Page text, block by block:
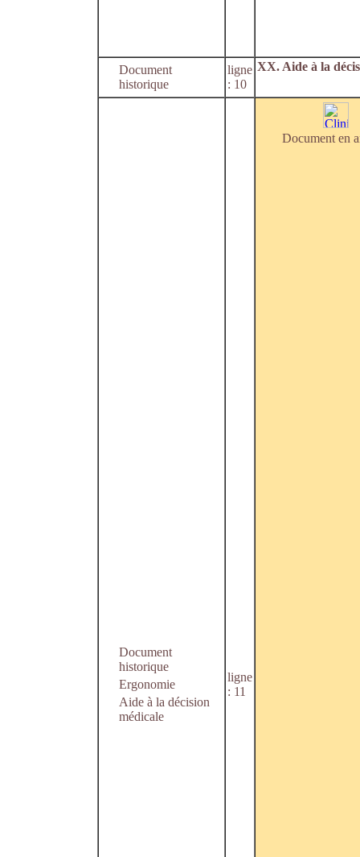
Document
historique
ligne
: 10
XX. Aide à la
Document
historique
Ergonomie
Aide à la décision
médicale
ligne
: 11
Document en